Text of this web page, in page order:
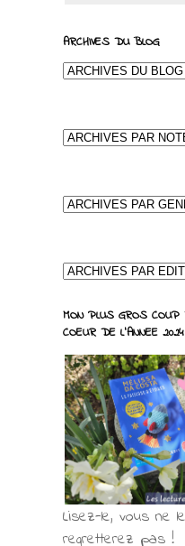
ARCHIVES DU BLOG
MON PLUS GROS
COEUR DE L'ANNEE 2024
Lisez-le, vous ne le
regretterez pas !